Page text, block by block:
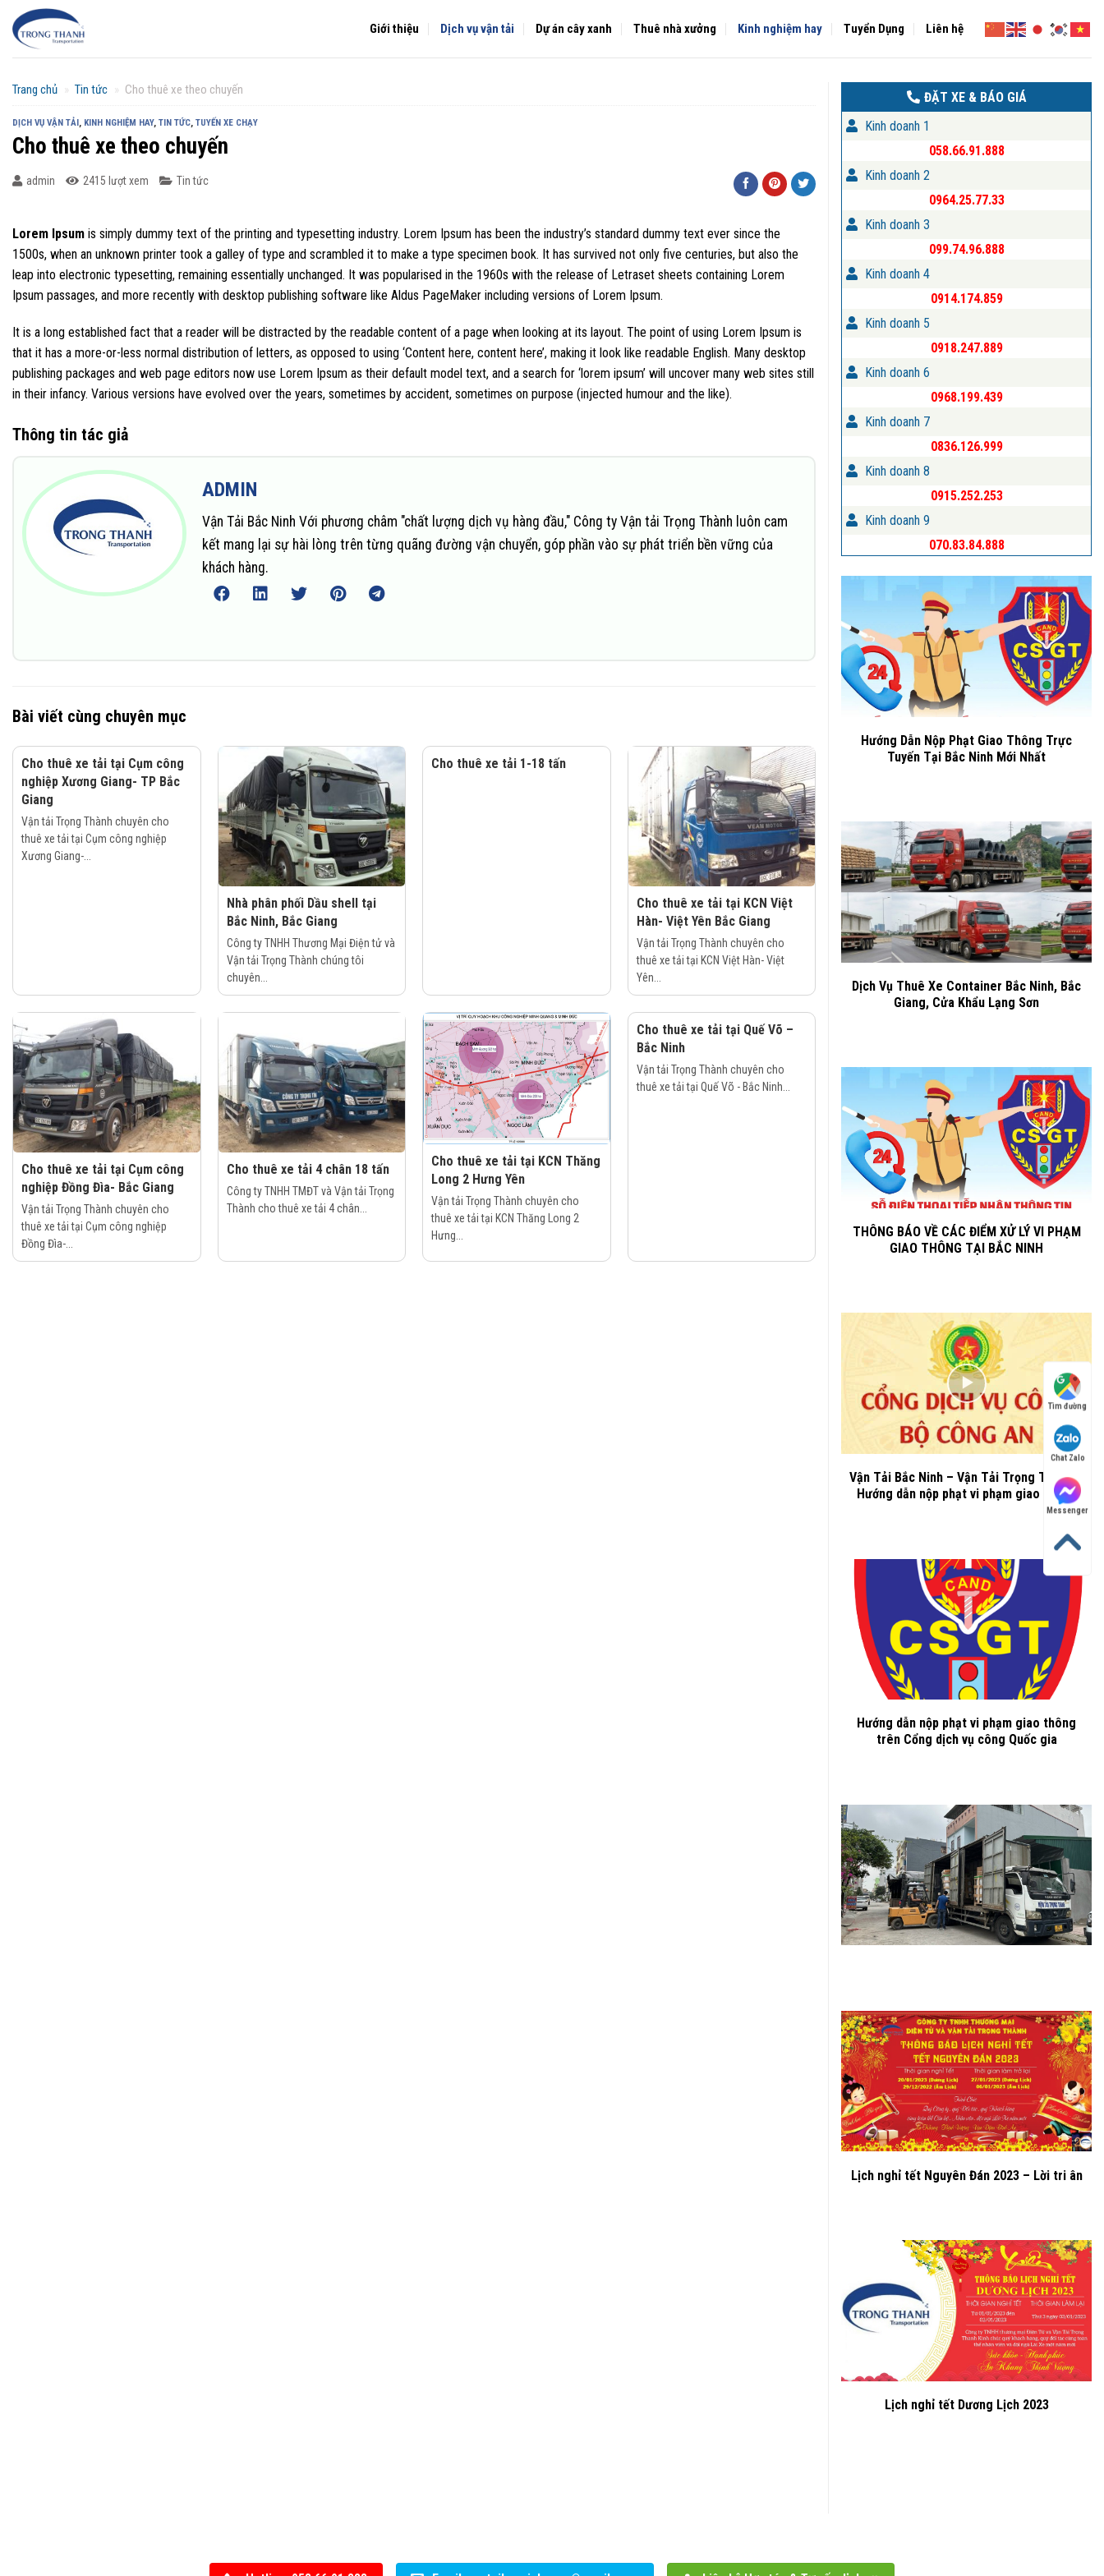
Chuyển
đến
Giới thiệu Dịch vụ vận tải Dự án cây xanh Thuê nhà xưởng Kinh nghiệm hay Tuyển Dụng Liên hệ
Trang chủ » Tin tức » Cho thuê xe theo chuyến
DỊCH VỤ VẬN TẢI, KINH NGHIỆM HAY, TIN TỨC, TUYẾN XE CHẠY
Cho thuê xe theo chuyến
admin 2415 lượt xem Tin tức
Lorem Ipsum is simply dummy text of the printing and typesetting industry. Lorem Ipsum has been the industry’s standard dummy text ever since the
1500s, when an unknown printer took a galley of type and scrambled it to make a type specimen book. It has survived not only five centuries, but also the
leap into electronic typesetting, remaining essentially unchanged. It was popularised in the 1960s with the release of Letraset sheets containing Lorem
Ipsum passages, and more recently with desktop publishing software like Aldus PageMaker including versions of Lorem Ipsum.
It is a long established fact that a reader will be distracted by the readable content of a page when looking at its layout. The point of using Lorem Ipsum is
that it has a more-or-less normal distribution of letters, as opposed to using ‘Content here, content here’, making it look like readable English. Many desktop
publishing packages and web page editors now use Lorem Ipsum as their default model text, and a search for ‘lorem ipsum’ will uncover many web sites still
in their infancy. Various versions have evolved over the years, sometimes by accident, sometimes on purpose (injected humour and the like).
Thông tin tác giả
ADMIN
Vận Tải Bắc Ninh Với phương châm "chất lượng dịch vụ hàng đầu," Công ty Vận tải Trọng Thành luôn cam
kết mang lại sự hài lòng trên từng quãng đường vận chuyển, góp phần vào sự phát triển bền vững của
khách hàng.
Bài viết cùng chuyên mục
Cho thuê xe tải tại Cụm công
nghiệp Xương Giang- TP Bắc
Giang
Vận tải Trọng Thành chuyên cho
thuê xe tải tại Cụm công nghiệp
Xương Giang-...
Nhà phân phối Dầu shell tại
Bắc Ninh, Bắc Giang
Công ty TNHH Thương Mại Điện tử và
Vận tải Trọng Thành chúng tôi
chuyên...
Cho thuê xe tải 1-18 tấn
Cho thuê xe tải tại KCN Việt
Hàn- Việt Yên Bắc Giang
Vận tải Trọng Thành chuyên cho
thuê xe tải tại KCN Việt Hàn- Việt
Yên...
Cho thuê xe tải tại Cụm công
nghiệp Đồng Đìa- Bắc Giang
Vận tải Trọng Thành chuyên cho
thuê xe tải tại Cụm công nghiệp
Đồng Đìa-...
Cho thuê xe tải 4 chân 18 tấn
Công ty TNHH TMĐT và Vận tải Trọng
Thành cho thuê xe tải 4 chân...
Cho thuê xe tải tại KCN Thăng
Long 2 Hưng Yên
Vận tải Trọng Thành chuyên cho
thuê xe tải tại KCN Thăng Long 2
Hưng...
Cho thuê xe tải tại Quế Võ –
Bắc Ninh
Vận tải Trọng Thành chuyên cho
thuê xe tải tại Quế Võ - Bắc Ninh...
ĐẶT XE & BÁO GIÁ
Kinh doanh 1
058.66.91.888
Kinh doanh 2
0964.25.77.33
Kinh doanh 3
099.74.96.888
Kinh doanh 4
0914.174.859
Kinh doanh 5
0918.247.889
Kinh doanh 6
0968.199.439
Kinh doanh 7
0836.126.999
Kinh doanh 8
0915.252.253
Kinh doanh 9
070.83.84.888
Hướng Dẫn Nộp Phạt Giao Thông Trực
Tuyến Tại Bắc Ninh Mới Nhất
Dịch Vụ Thuê Xe Container Bắc Ninh, Bắc
Giang, Cửa Khẩu Lạng Sơn
THÔNG BÁO VỀ CÁC ĐIỂM XỬ LÝ VI PHẠM
GIAO THÔNG TẠI BẮC NINH
Vận Tải Bắc Ninh – Vận Tải Trọng Thành –
Hướng dẫn nộp phạt vi phạm giao thông
Hướng dẫn nộp phạt vi phạm giao thông
trên Cổng dịch vụ công Quốc gia
Lịch nghỉ tết Nguyên Đán 2023 – Lời tri ân
Lịch nghỉ tết Dương Lịch 2023
Tìm đường
Chat Zalo
Messenger